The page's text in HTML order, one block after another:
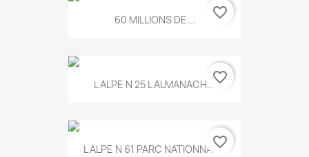
60 MILLIONS DE... favorite_border
L ALPE N 25 L ALMANACH...favorite_border
L ALPE N 61 PARC NATIONNAL...
favorite_border